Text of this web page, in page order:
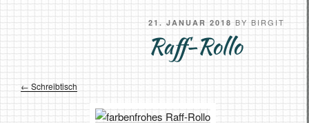
POSTED
ON
21. JANUAR 2018 BY BIRGIT
Raff-Rollo
Schreibtisch